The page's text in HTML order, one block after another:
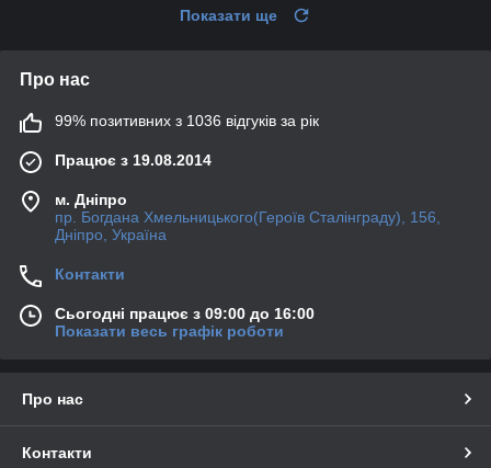
Показати ще
Про нас
99% позитивних з 1036 відгуків за рік
Працює з 19.08.2014
м. Дніпро
пр. Богдана Хмельницького(Героїв Сталінграду), 156,
Дніпро, Україна
Контакти
Сьогодні працює з 09:00 до 16:00
Показати весь графік роботи
Про нас
Контакти